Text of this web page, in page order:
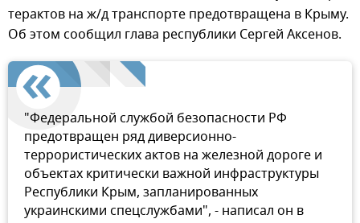
терактов на ж/д транспорте предотвращена в Крыму.
Об этом сообщил глава республики Сергей Аксенов.
"Федеральной службой безопасности РФ
предотвращен ряд диверсионно-
террористических актов на железной дороге и
объектах критически важной инфраструктуры
Республики Крым, запланированных
украинскими спецслужбами", - написал он в